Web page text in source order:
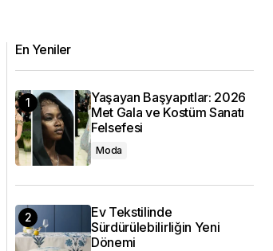
En Yeniler
Yaşayan Başyapıtlar: 2026
Met Gala ve Kostüm Sanatı
Felsefesi
Moda
Ev Tekstilinde
Sürdürülebilirliğin Yeni
Dönemi